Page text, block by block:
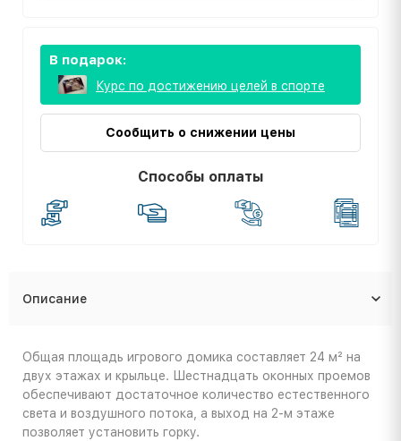
В подарок:
Курс по достижению целей в спорте
Сообщить о снижении цены
Способы оплаты
Описание
Общая площадь игрового домика составляет 24 м² на
двух этажах и крыльце. Шестнадцать оконных проемов
обеспечивают достаточное количество естественного
света и воздушного потока, а выход на 2-м этаже
позволяет установить горку.